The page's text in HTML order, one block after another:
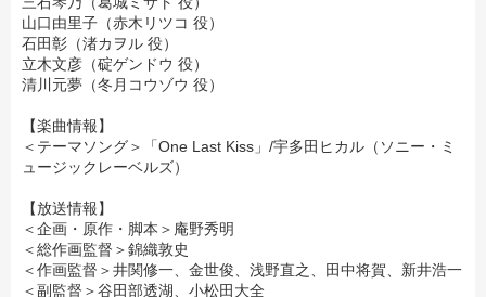
山口由里子（赤木リツコ 役）
石田彰（渚カヲル 役）
立木文彦（碇ゲンドウ 役）
清川元夢（冬月コウゾウ 役）
【楽曲情報】
＜テーマソング＞「One Last Kiss」/宇多田ヒカル（ソニー・ミ
ュージックレーベルズ）
【放送情報】
＜企画・原作・脚本＞庵野秀明
＜総作画監督＞錦織敦史
＜作画監督＞井関修一、金世俊、浅野直之、田中将賀、新井浩一
＜副監督＞谷田部透湖、小松田大全